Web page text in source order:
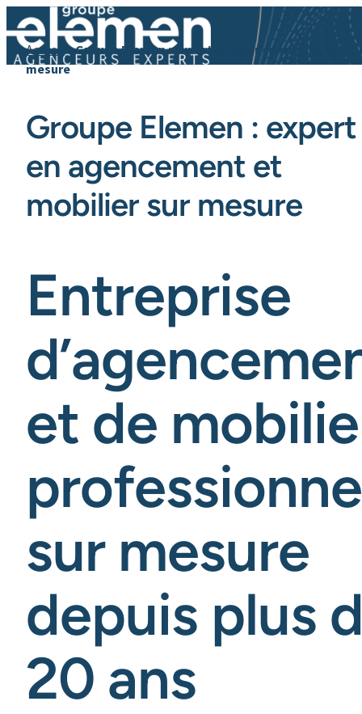
Accueil »Groupe Elemen : expert en agencement et
mesure
Groupe Elemen : expert
en agencement et
mobilier sur mesure
Entreprise
et de
sur mesure
depuis plus
20 ans